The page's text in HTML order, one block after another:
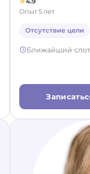
Опыт 5 лет
Отсутствие цели
Ближайший